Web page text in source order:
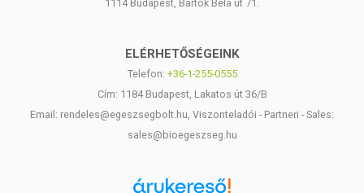
1114 Budapest, Bartók Béla út 71.
ELÉRHETŐSÉGEINK
Telefon: +36-1-255-0555
Cím: 1184 Budapest, Lakatos út 36/B
Email: rendeles@egeszsegbolt.hu, Viszonteladói - Partneri - Sales:
sales@bioegeszseg.hu